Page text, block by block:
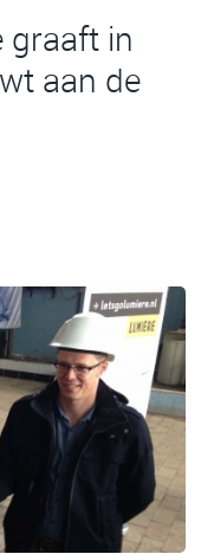
graaft in
aan de